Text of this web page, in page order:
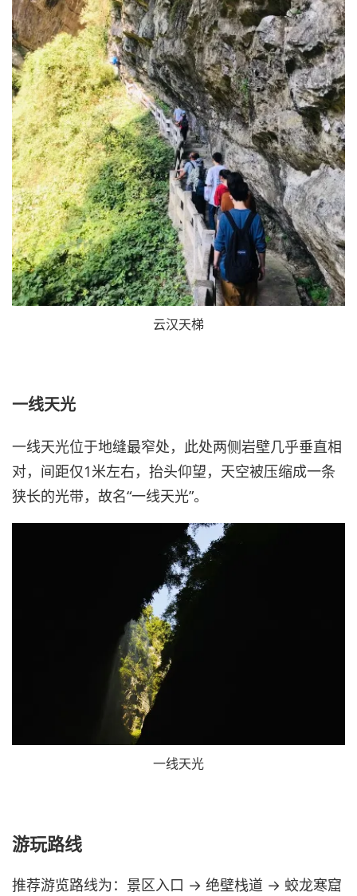
云汉天梯
一线天光
一线天光位于地缝最窄处，此处两侧岩壁几乎垂直相
对，间距仅1米左右，抬头仰望，天空被压缩成一条
狭长的光带，故名“一线天光”。
一线天光
游玩路线
推荐游览路线为：景区入口 → 绝壁栈道 → 蛟龙寒窟